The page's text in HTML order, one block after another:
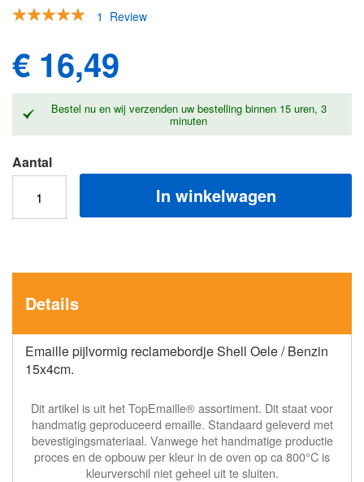
afbeeldingen-
Waardering:
1 Review
€ 16,49
Bestel nu en wij verzenden uw bestelling binnen 15 uren, 3
minuten
Aantal
In winkelwagen
Details
Emaille pijlvormig reclamebordje Shell Oele / Benzin
15x4cm.
Dit artikel is uit het TopEmaille® assortiment. Dit staat voor
handmatig geproduceerd emaille. Standaard geleverd met
bevestigingsmateriaal. Vanwege het handmatige productie
proces en de opbouw per kleur in de oven op ca 800°C is
kleurverschil niet geheel uit te sluiten.